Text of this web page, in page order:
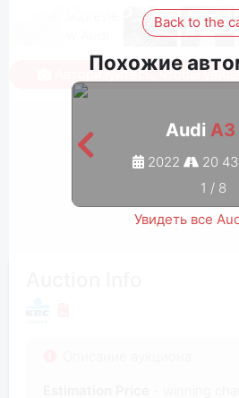
Back to the
Похожие
Audi A3
2022
20
1 / 8
Увидеть все
Авторизуйтесь, чтобы